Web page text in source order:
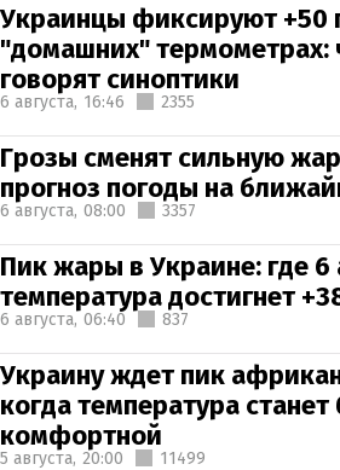
Украинцы фиксируют +50
"домашних" термометрах:
говорят синоптики
6 августа, 16:46 2355
Грозы сменят сильную
прогноз погоды на
6 августа, 08:00 3357
Пик жары в Украине: где 6
температура достигнет
6 августа, 06:40 837
Украину ждет пик
когда температура станет
комфортной
5 августа, 20:00 11499